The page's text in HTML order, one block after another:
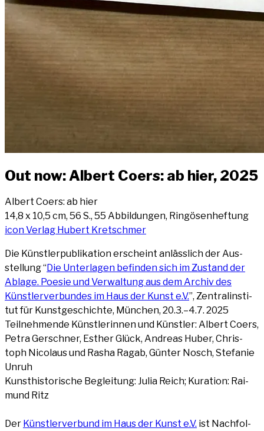
Out now: Albert Coers: ab hier, 2025
Albert Coers: ab hier
14,8 x 10,5 cm, 56 S., 55 Abbil­dun­gen, Rin­gö­sen­hef­tung
icon Ver­lag Hubert Kretschmer
Die Künst­ler­pu­bli­ka­ti­on erscheint anläss­lich der Aus­
stel­lung “Die Unter­la­gen befin­den sich im Zustand der
Abla­ge. Poe­sie und Ver­wal­tung aus dem Archiv des
Künst­ler­ver­bun­des im Haus der Kunst e.V.”, Zen­tral­in­sti­
tut für Kunst­ge­schich­te, Mün­chen, 20.3.–4.7. 2025
Teil­neh­men­de Künst­le­rin­nen und Künst­ler: Albert Coers,
Petra Ger­sch­ner, Esther Glück, Andre­as Huber, Chris­
toph Nico­laus und Rasha Ragab, Gün­ter Nosch, Ste­fa­nie
Unruh
Kunst­his­to­ri­sche Beglei­tung: Julia Reich; Kura­ti­on: Rai­
mund Ritz
Der Künst­ler­ver­bund im Haus der Kunst e.V. ist Nach­fol­